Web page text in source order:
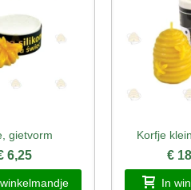
gietvorm
6,25
Snel
Korfje
€
In